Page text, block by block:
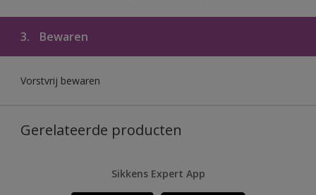
3. Bewaren
Vorstvrij bewaren
Gerelateerde producten
Sikkens Expert App